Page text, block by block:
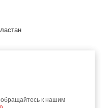
обращайтесь к нашим